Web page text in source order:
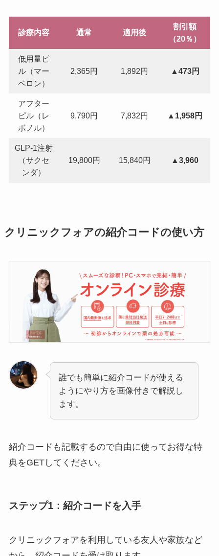
診療内容 通常 適用後
割引額
（20％）
低用量ピ
ル（マー
ベロン）
2,365円 1,892円 ▲473円
アフター
ピル（レ
ボノル）
9,790円 7,832円 ▲1,958円
GLP-1注射
（サクセ
ンダ）
19,800円 15,840円 ▲3,960
クリニックフォアの紹介コードの使い方
誰でも簡単に紹介コードが使える
ようにやり方を画像付きで解説し
ます。
紹介コードも記載するので自由に使ってお得な特
典をGETしてください。
ステップ1：紹介コードを入手
クリニックフォアを利用している友人や家族など